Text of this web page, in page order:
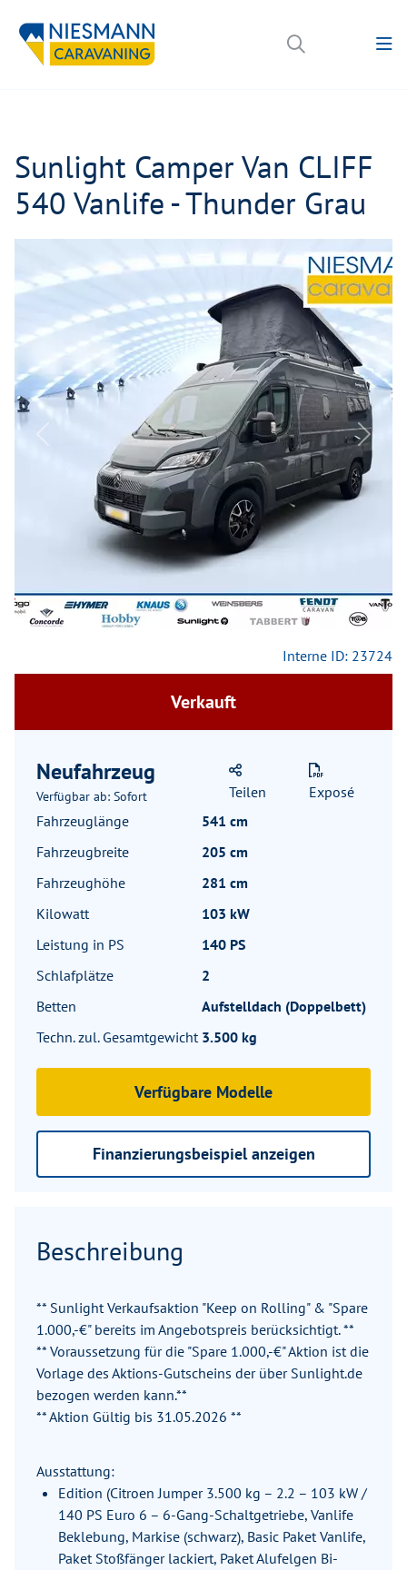
Sunlight Camper Van CLIFF
540 Vanlife - Thunder Grau
Next
Interne ID: 23724
Verkauft
Neufahrzeug
Verfügbar ab: Sofort Teilen
Exposé
Fahrzeuglänge
541 cm
Fahrzeugbreite
205 cm
Fahrzeughöhe
281 cm
Kilowatt
103 kW
Leistung in PS
140 PS
Schlafplätze
2
Betten
Aufstelldach (Doppelbett)
Techn. zul. Gesamtgewicht 3.500 kg
Verfügbare Modelle
Finanzierungsbeispiel anzeigen
Beschreibung
** Sunlight Verkaufsaktion "Keep on Rolling" & "Spare
1.000,-€" bereits im Angebotspreis berücksichtigt. **
** Voraussetzung für die "Spare 1.000,-€" Aktion ist die
Vorlage des Aktions-Gutscheins der über Sunlight.de
bezogen werden kann.**
** Aktion Gültig bis 31.05.2026 **
Ausstattung:
Edition (Citroen Jumper 3.500 kg – 2.2 – 103 kW /
140 PS Euro 6 – 6-Gang-Schaltgetriebe, Vanlife
Beklebung, Markise (schwarz), Basic Paket Vanlife,
Paket Stoßfänger lackiert, Paket Alufelgen Bi-